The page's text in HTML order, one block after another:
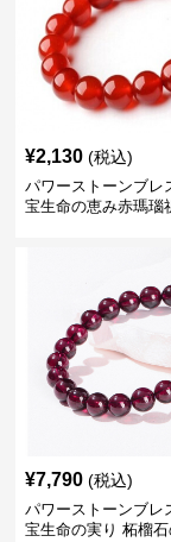
¥2,130 (税込)
パワーストーンブレ
宝生命の恵み赤瑪瑙
¥7,790 (税込)
パワーストーンブレ
宝生命の実り 柘榴